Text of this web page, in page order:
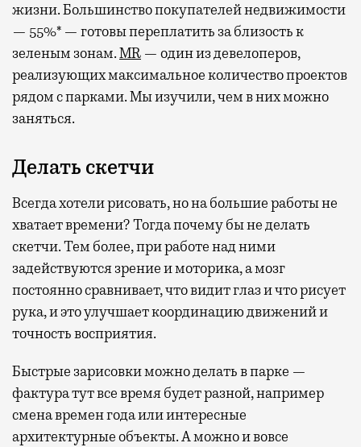
жизни. Большинство покупателей недвижимости
— 55%* — готовы переплатить за близость к
зеленым зонам.MR — один из девелоперов,
реализующих максимальное количество проектов
рядом с парками. Мы изучили, чем в них можно
заняться.
Делать скетчи
Всегда хотели рисовать, но на большие работы не
хватает времени? Тогда почему бы не делать
скетчи. Тем более, при работе над ними
задействуются зрение и моторика, а мозг
постоянно сравнивает, что видит глаз и что рисует
рука, и это улучшает координацию движений и
точность восприятия.
Быстрые зарисовки можно делать в парке —
фактура тут все время будет разной, например
смена времен года или интересные
архитектурные объекты. А можно и вовсе